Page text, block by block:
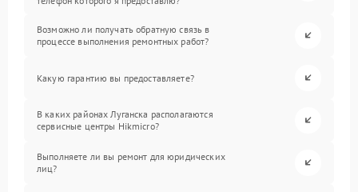
Возможно ли получать обратную связь в
процессе выполнения ремонтных работ?
Какую гарантию вы предоставляете?
В каких районах Луганска располагаются
сервисные центры Hikmicro?
Выполняете ли вы ремонт для юридических
лиц?